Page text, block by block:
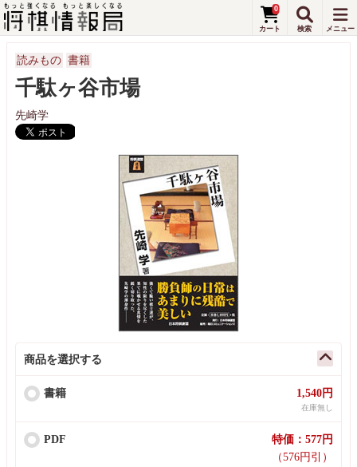
0
読みもの 書籍
千駄ヶ谷市場
先崎学
商品を選択する
書籍 1,540円
在庫無し
PDF
特価：577円
（576円引）